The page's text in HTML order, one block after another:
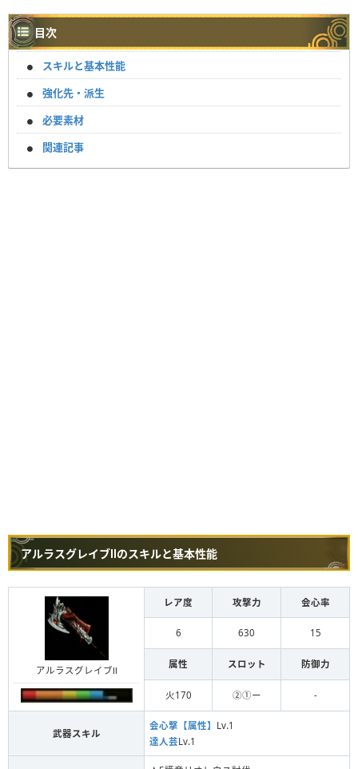
目次
スキルと基本性能
強化先・派生
必要素材
関連記事
アルラスグレイブⅡのスキルと基本性能
アルラスグレイブⅡ
レア度 攻撃力 会心率
6 630 15
属性 スロット 防御力
火170 ②①ー -
武器スキル
会心撃【属性】 Lv.1
達人芸Lv.1